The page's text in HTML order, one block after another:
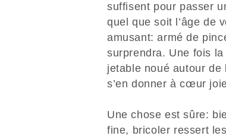
suffisent pour passer
quel que soit l’âge de
amusant: armé de
surprendra. Une fois
jetable noué autour
s’en donner à cœur
Une chose est sûre:
fine, bricoler ressert